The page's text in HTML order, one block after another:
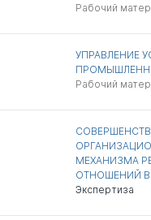
Рабочий
УПРАВЛЕНИЕ
Рабочий
МЕХАНИЗМА
ОТНОШЕНИЙ
Экспертиза